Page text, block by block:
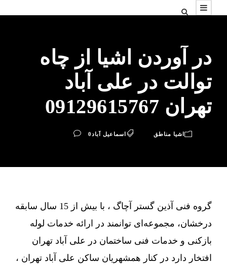
در آوردن اشیا از چاه
توالت در علی آباد
تهران 09129615767
اشیا مناطق اسماعیل آباد0
گروه فنی آذین گستر آچاگ ، با بیش از 15 سال سابقه
درخشان، مجموعه‌ای توانمند در ارائه خدمات لوله
بازکنی و خدمات فنی ساختمان در علی آباد تهران
افتخار دارد در کنار همشهریان ساکن علی آباد تهران ،